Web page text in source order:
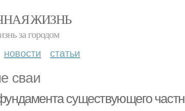
ЖИЗНЬ
за городом
новости статьи
сваи
существующего